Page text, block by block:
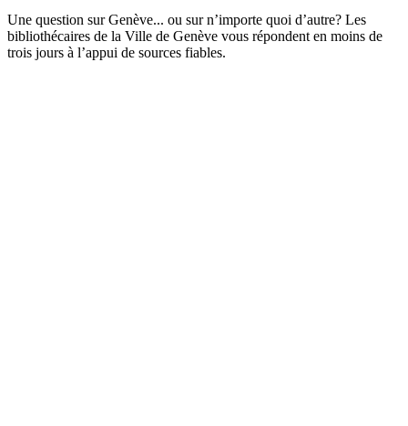
Une question sur Genève... ou sur n’importe quoi d’autre? Les
bibliothécaires de la Ville de Genève vous répondent en moins de
trois jours à l’appui de sources fiables.